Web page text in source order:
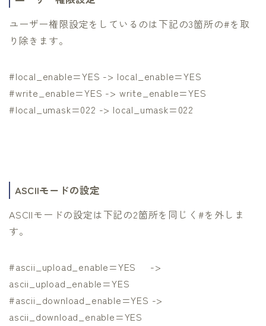
ユーザー権限設定をしているのは下記の3箇所の#を取
り除きます。
#local_enable=YES -> local_enable=YES
#write_enable=YES -> write_enable=YES
#local_umask=022 -> local_umask=022
ASCIIモードの設定
ASCIIモードの設定は下記の2箇所を同じく#を外しま
す。
#ascii_upload_enable=YES ->
ascii_upload_enable=YES
#ascii_download_enable=YES ->
ascii_download_enable=YES